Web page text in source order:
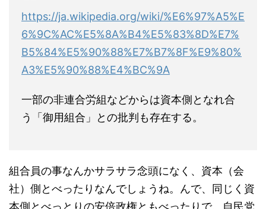
https://ja.wikipedia.org/wiki/%E6%97%A5%E
6%9C%AC%E5%8A%B4%E5%83%8D%E7%
B5%84%E5%90%88%E7%B7%8F%E9%80%
A3%E5%90%88%E4%BC%9A
一部の非連合労組などからは資本側となれ合
う「御用組合」との批判も存在する。
組合員の事なんかサラサラ念頭になく、資本（会
社）側とべったりなんでしょうね。んで、同じく資